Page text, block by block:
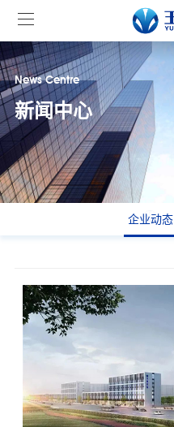
News Centre
新闻中心
企业动态